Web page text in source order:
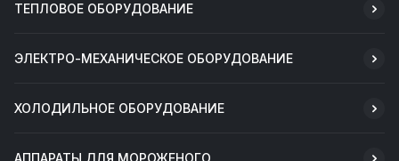
ТЕПЛОВОЕ ОБОРУДОВАНИЕ
ЭЛЕКТРО-МЕХАНИЧЕСКОЕ ОБОРУДОВАНИЕ
ХОЛОДИЛЬНОЕ ОБОРУДОВАНИЕ
АППАРАТЫ ДЛЯ МОРОЖЕНОГО